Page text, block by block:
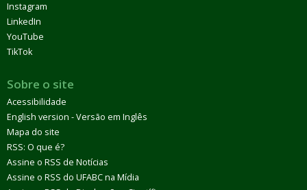
Instagram
LinkedIn
YouTube
TikTok
Sobre o site
Acessibilidade
English version - Versão em Inglês
Mapa do site
RSS: O que é?
Assine o RSS de Notícias
Assine o RSS do UFABC na Mídia